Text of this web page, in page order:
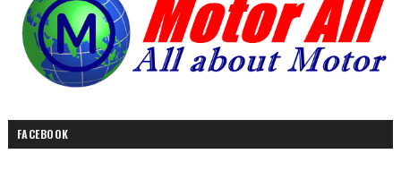
FACEBOOK